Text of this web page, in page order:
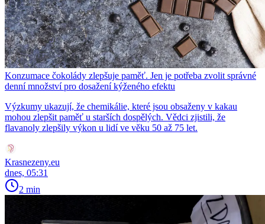
Konzumace čokolády zlepšuje paměť. Jen je potřeba zvolit správné
denní množství pro dosažení kýženého efektu
Výzkumy ukazují, že chemikálie, které jsou obsaženy v kakau
mohou zlepšit paměť u starších dospělých. Vědci zjistili, že
flavanoly zlepšily výkon u lidí ve věku 50 až 75 let.
Krasnezeny.eu
dnes, 05:31
2 min